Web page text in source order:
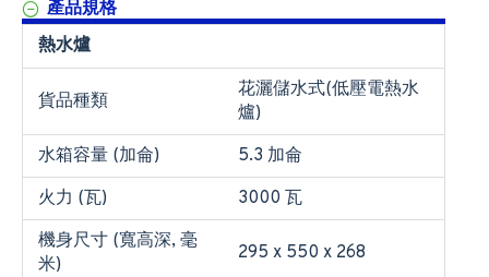
產品規格
熱水爐
貨品種類
花灑儲水式(低壓電熱水
爐)
水箱容量 (加侖)
5.3 加侖
火力 (瓦)
3000 瓦
機身尺寸 (寬高深, 毫
米)
295 x 550 x 268